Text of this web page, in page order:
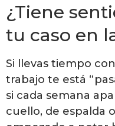
¿Tiene
tu caso en
Si llevas tiempo
trabajo te está
si cada semana
cuello, de espalda